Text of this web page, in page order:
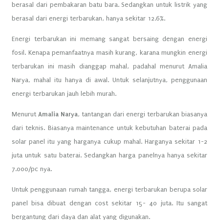
berasal dari pembakaran batu bara. Sedangkan untuk listrik yang
berasal dari energi terbarukan, hanya sekitar 12.6%.
Energi terbarukan ini memang sangat bersaing dengan energi
fosil. Kenapa pemanfaatnya masih kurang, karana mungkin energi
terbarukan ini masih dianggap mahal, padahal menurut Amalia
Narya, mahal itu hanya di awal. Untuk selanjutnya, penggunaan
energi terbarukan jauh lebih murah.
Menurut Amalia Narya, tantangan dari energi terbarukan biasanya
dari teknis. Biasanya maintenance untuk kebutuhan baterai pada
solar panel itu yang harganya cukup mahal. Harganya sekitar 1-2
juta untuk satu baterai. Sedangkan harga panelnya hanya sekitar
7.000/pc nya.
Untuk penggunaan rumah tangga, energi terbarukan berupa solar
panel bisa dibuat dengan cost sekitar 15- 40 juta. Itu sangat
bergantung dari daya dan alat yang digunakan.